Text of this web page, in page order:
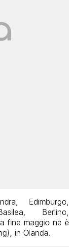
Edimburgo,
Berlino,
fine maggio ne è
in Olanda.